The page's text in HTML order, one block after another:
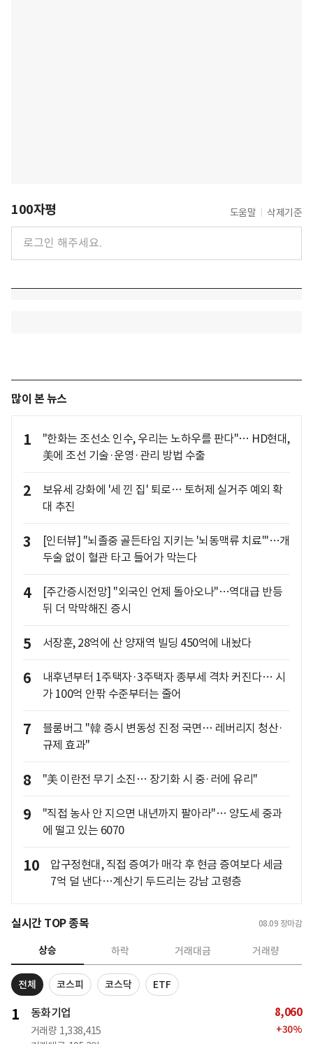
100자평 도움말 삭제기준
많이 본 뉴스
1
"한화는 조선소 인수, 우리는 노하우를 판다"… HD현대,
美에 조선 기술·운영·관리 방법 수출
2
보유세 강화에 '세 낀 집' 퇴로… 토허제 실거주 예외 확
대 추진
3
[인터뷰] "뇌졸중 골든타임 지키는 '뇌동맥류 치료'"…개
두술 없이 혈관 타고 들어가 막는다
4
[주간증시전망] "외국인 언제 돌아오나"…역대급 반등
뒤 더 막막해진 증시
5 서장훈, 28억에 산 양재역 빌딩 450억에 내놨다
6
내후년부터 1주택자·3주택자 종부세 격차 커진다… 시
가 100억 안팎 수준부터는 줄어
7
블룸버그 "韓 증시 변동성 진정 국면… 레버리지 청산·
규제 효과"
8 "美 이란전 무기 소진… 장기화 시 중·러에 유리"
9
"직접 농사 안 지으면 내년까지 팔아라"… 양도세 중과
에 떨고 있는 6070
10
압구정현대, 직접 증여가 매각 후 현금 증여보다 세금
7억 덜 낸다…계산기 두드리는 강남 고령층
실시간 TOP 종목 08.09 장마감
상승 하락 거래대금 거래량
전체 코스피 코스닥 ETF
1 동화기업
거래량 1,338,415
8,060
+30%